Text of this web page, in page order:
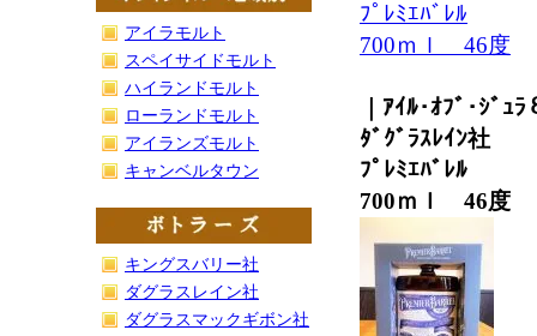
アイラモルト
スペイサイドモルト
ハイランドモルト
ローランドモルト
アイランズモルト
キャンベルタウン
キングスバリー社
ダグラスレイン社
ダグラスマックギボン社
ﾌﾟﾚﾐｴﾊﾞﾚﾙ
700ｍｌ 46度
｜ｱｲﾙ･ｵﾌﾞ･ｼﾞｭﾗ
ﾀﾞｸﾞﾗｽﾚｲﾝ社
ﾌﾟﾚﾐｴﾊﾞﾚﾙ
700ｍｌ 46度